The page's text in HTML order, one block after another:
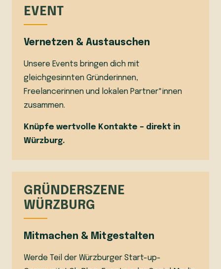
EVENT
Vernetzen & Austauschen
Unsere Events bringen dich mit
gleichgesinnten Gründerinnen,
Freelancerinnen und lokalen Partner*innen
zusammen.
Knüpfe wertvolle Kontakte – direkt in
Würzburg.
GRÜNDERSZENE
WÜRZBURG
Mitmachen & Mitgestalten
Werde Teil der Würzburger Start-up-